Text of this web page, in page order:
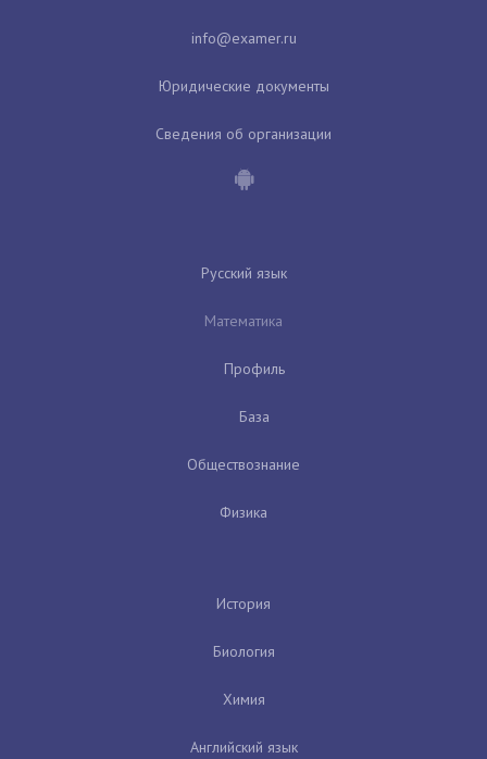
Юридические документы
Сведения об организации
Русский язык
Математика
Профиль
База
Обществознание
Физика
История
Биология
Химия
Английский язык